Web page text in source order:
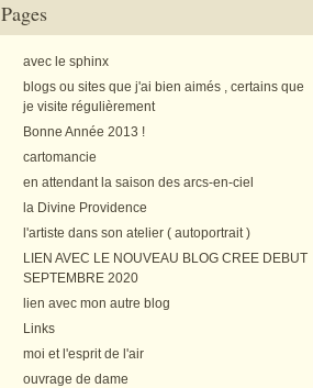
Pages
avec le sphinx
blogs ou sites que j'ai bien aimés , certains que
je visite régulièrement
Bonne Année 2013 !
cartomancie
en attendant la saison des arcs-en-ciel
la Divine Providence
l'artiste dans son atelier ( autoportrait )
LIEN AVEC LE NOUVEAU BLOG CREE DEBUT
SEPTEMBRE 2020
lien avec mon autre blog
Links
moi et l'esprit de l'air
ouvrage de dame